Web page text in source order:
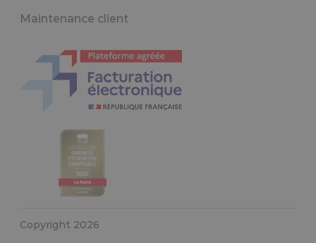
Maintenance client
Copyright 2026